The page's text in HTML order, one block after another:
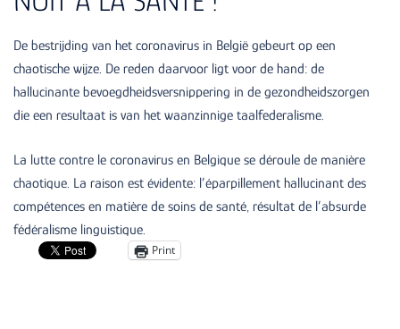
De bestrijding van het coronavirus in België gebeurt op een
chaotische wijze. De reden daarvoor ligt voor de hand: de
hallucinante bevoegdheidsversnippering in de gezondheidszorgen
die een resultaat is van het waanzinnige taalfederalisme.
La lutte contre le coronavirus en Belgique se déroule de manière
chaotique. La raison est évidente: l’éparpillement hallucinant des
compétences en matière de soins de santé, résultat de l’absurde
fédéralisme linguistique.
Print